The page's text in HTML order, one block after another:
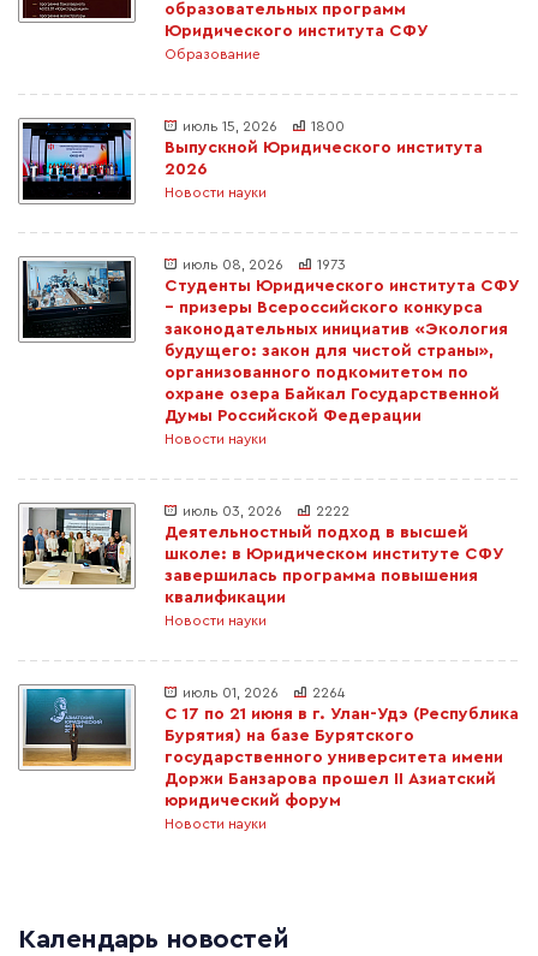
образовательных программ
Юридического института СФУ
Образование
июль 15, 2026 1800
Выпускной Юридического института
2026
Новости науки
июль 08, 2026 1973
Студенты Юридического института СФУ
– призеры Всероссийского конкурса
законодательных инициатив «Экология
будущего: закон для чистой страны»,
организованного подкомитетом по
охране озера Байкал Государственной
Думы Российской Федерации
Новости науки
июль 03, 2026 2222
Деятельностный подход в высшей
школе: в Юридическом институте СФУ
завершилась программа повышения
квалификации
Новости науки
июль 01, 2026 2264
С 17 по 21 июня в г. Улан-Удэ (Республика
Бурятия) на базе Бурятского
государственного университета имени
Доржи Банзарова прошел II Азиатский
юридический форум
Новости науки
Календарь новостей